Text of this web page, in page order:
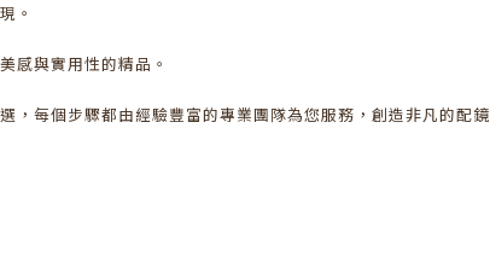
。
感與實用性的精品。
，每個步驟都由經驗豐富的專業團隊為您服務，創造非凡的配鏡